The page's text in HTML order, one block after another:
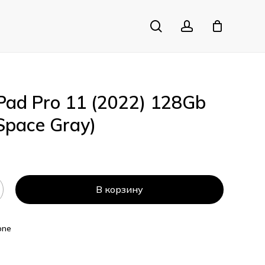
searchaccount
Pro 11 (2022) 128Gb
Gray)
В корзину